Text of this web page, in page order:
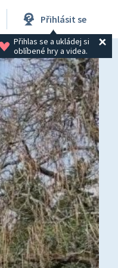
Přihlásit se
Přihlas se a ukládej si
oblíbené hry a videa.